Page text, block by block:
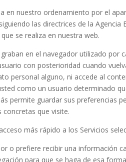
en nuestro ordenamiento por el
las directrices de la Agencia
se realiza en nuestra web.
en el navegador utilizado por
con posterioridad cuando
personal alguno, ni accede al
como un usuario determinado
permite guardar sus preferencias
que visite.
más rápido a los Servicios
o prefiere recibir una información
para que se haga de esa